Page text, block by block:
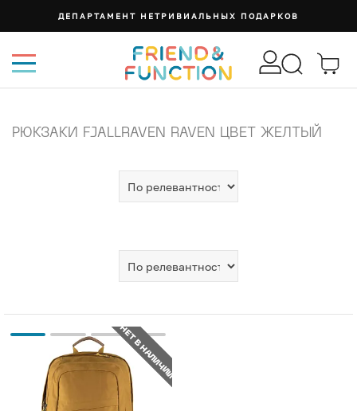
ДЕПАРТАМЕНТ НЕТРИВИАЛЬНЫХ ПОДАРКОВ
РЮКЗАКИ FJALLRAVEN RAVEN ЦВЕТ ЖЕЛТЫЙ
НЕТ В НАЛИЧИИ